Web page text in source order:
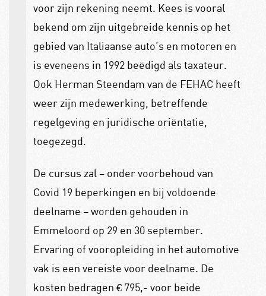
voor zijn rekening neemt. Kees is vooral
bekend om zijn uitgebreide kennis op het
gebied van Italiaanse auto’s en motoren en
is eveneens in 1992 beëdigd als taxateur.
Ook Herman Steendam van de FEHAC heeft
weer zijn medewerking, betreffende
regelgeving en juridische oriëntatie,
toegezegd.
De cursus zal – onder voorbehoud van
Covid 19 beperkingen en bij voldoende
deelname –worden gehouden in
Emmeloord op 29 en 30 september.
Ervaring of vooropleiding in het automotive
vak is een vereiste voor deelname. De
kosten bedragen € 795,- voor beide